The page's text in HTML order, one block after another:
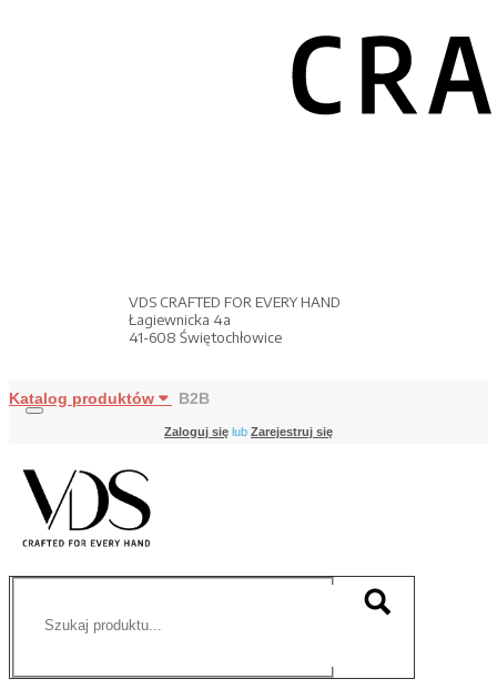
VDS CRAFTED FOR EVERY HAND
Łagiewnicka 4a
41-608 Świętochłowice
Katalog produktów B2B
Zaloguj się lub Zarejestruj się